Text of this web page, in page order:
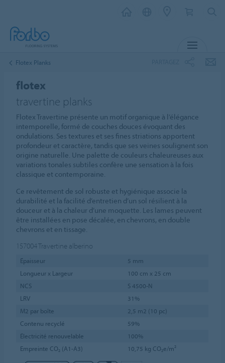
Flotex Planks
flotex
travertine planks
Flotex Travertine présente un motif organique à l’élégance
intemporelle, formé de couches douces évoquant des
ondulations. Ses textures et ses fines striations apportent
profondeur et caractère, tandis que ses veines soulignent son
origine naturelle. Une palette de couleurs chaleureuses aux
variations tonales subtiles confère une sensation à la fois
classique et contemporaine.
Ce revêtement de sol robuste et hygiénique associe la
durabilité et la facilité d’entretien d’un sol résilient à la
douceur et à la chaleur d’une moquette. Les lames peuvent
être installées en pose décalée, en chevrons, en double
chevrons et en tissage.
157004Travertine alberino
Épaisseur
5 mm
Longueur x Largeur
100 cm x 25 cm
NCS
S 4500-N
LRV
31%
M2 par boîte
2,5 m2 (10 pc)
Contenu recyclé
59%
Électricité renouvelable
100%
Empreinte CO₂ (A1-A3)
10,75 kg CO₂e/m²